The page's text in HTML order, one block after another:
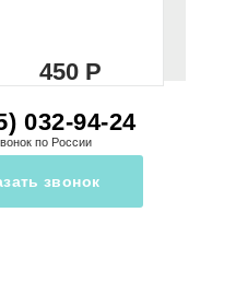
450
032-94-24
по России
звонок